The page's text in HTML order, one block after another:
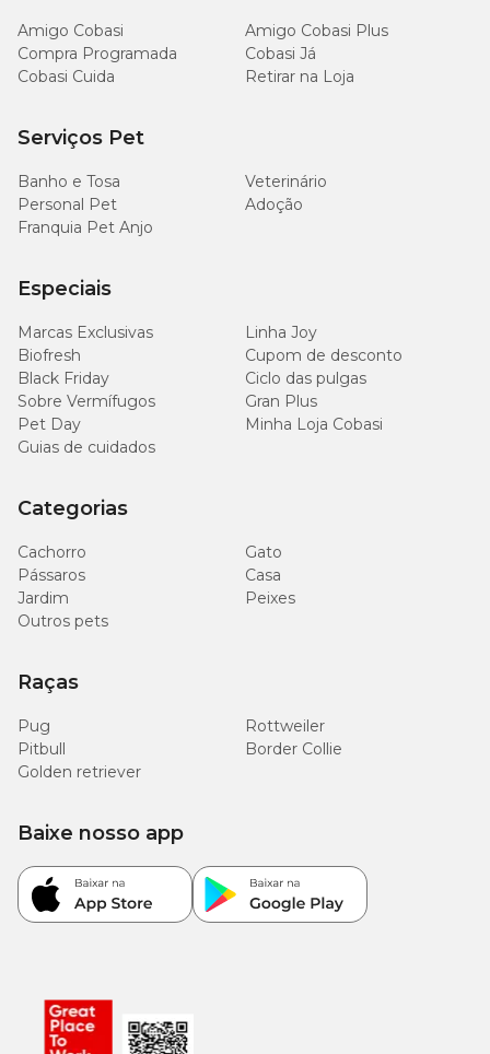
Amigo Cobasi
Amigo Cobasi Plus
Compra Programada
Cobasi Já
Cobasi Cuida
Retirar na Loja
Serviços Pet
Banho e Tosa
Veterinário
Personal Pet
Adoção
Franquia Pet Anjo
Especiais
Marcas Exclusivas
Linha Joy
Biofresh
Cupom de desconto
Black Friday
Ciclo das pulgas
Sobre Vermífugos
Gran Plus
Pet Day
Minha Loja Cobasi
Guias de cuidados
Categorias
Cachorro
Gato
Pássaros
Casa
Jardim
Peixes
Outros pets
Raças
Pug
Rottweiler
Pitbull
Border Collie
Golden retriever
Baixe nosso app